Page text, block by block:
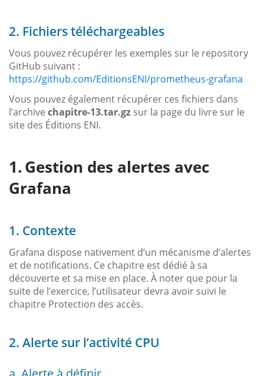
2. Fichiers téléchargeables
Vous pouvez récupérer les exemples sur le repository
GitHub suivant :
https://github.com/EditionsENI/prometheus-grafana
Vous pouvez également récupérer ces fichiers dans
l’archive chapitre-13.tar.gz sur la page du livre sur le
site des Éditions ENI.
Gestion des alertes avec
Grafana
1. Contexte
Grafana dispose nativement d’un mécanisme d’alertes
et de notifications. Ce chapitre est dédié à sa
découverte et sa mise en place. À noter que pour la
suite de l’exercice, l’utilisateur devra avoir suivi le
chapitre Protection des accès.
2. Alerte sur l’activité CPU